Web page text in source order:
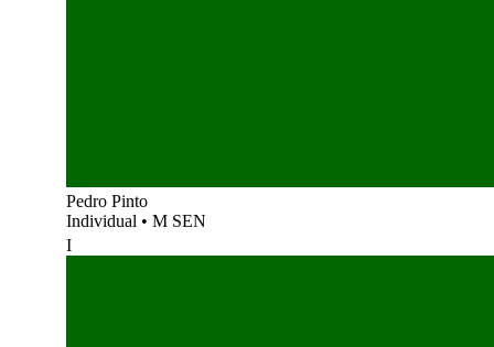
Pedro Pinto
Individual • M SEN
I